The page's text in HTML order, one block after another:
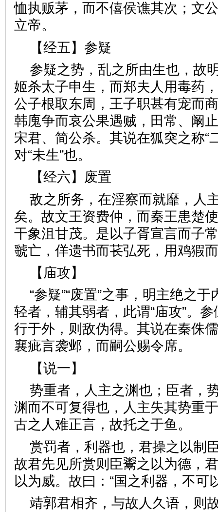
恤执贩茅，而不僖侯谯其次；文
立帝。
【经五】参疑
参疑之势，乱之所由生也，故
姬杀太子申生，而郑夫人用毒药
公子根取东周，王子职甚有宠而
韩廆争而哀公果遇贼，田常、阚
宋君、简公杀。其说在狐突之称“
对“未生”也。
【经六】废置
敌之所务，在淫察而就靡，人
矣。故文王资费仲，而秦王患楚
干象沮甘茂。是以子胥宣言而子
虢亡，佯遗书而苌弘死，用鸡
【庙攻】
“参疑”“废置”之事，明主绝之
轻者，辅其弱者，此谓“庙攻”。
行于外，则敌伪得。其说在秦侏
襄疵言袭邺，而嗣公赐令席
【说一】
势重者，人主之渊也；臣者，
渊而不可复得也，人主失其势重
古之人难正言，故托之于鱼
赏罚者，利器也，君操之以制
故君先见所赏则臣鬻之以为德，
以为威。故曰：“国之利器，
靖郭君相齐，与故人久语，则